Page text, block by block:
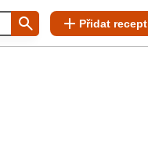
Přidat recept